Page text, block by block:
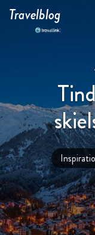
Travelblog